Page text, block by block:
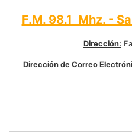
F.M. 98.1 Mhz. -
Dirección:
Dirección de Correo